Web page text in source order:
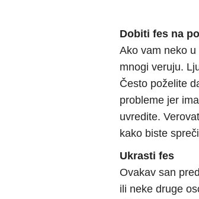
Dobiti fes na
Ako vam neko
mnogi veruju.
Često poželite
probleme jer
uvredite.
kako biste
Ukrasti fes
Ovakav san
ili neke druge